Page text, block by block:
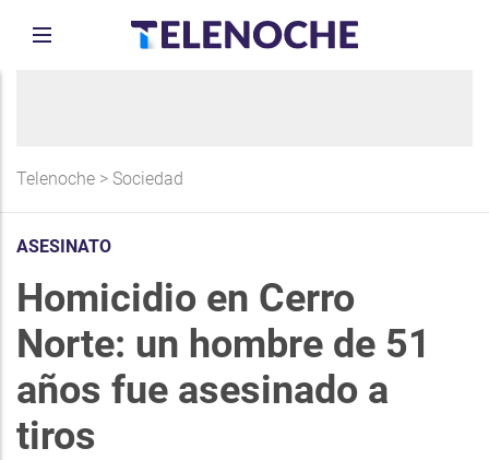
Telenoche > Sociedad
ASESINATO
Homicidio en Cerro
Norte: un hombre de 51
años fue asesinado a
tiros